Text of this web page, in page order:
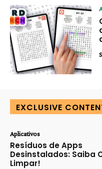
EXCLUSIVE
Aplicativos
Resíduos de Apps
Desinstalados: Saiba
Limpar!